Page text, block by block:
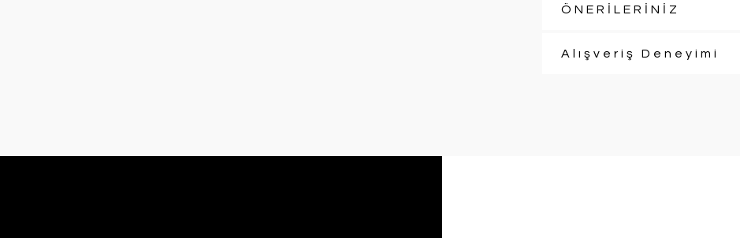
ÖNERİLERİNİZ
Alışveriş Deneyimi